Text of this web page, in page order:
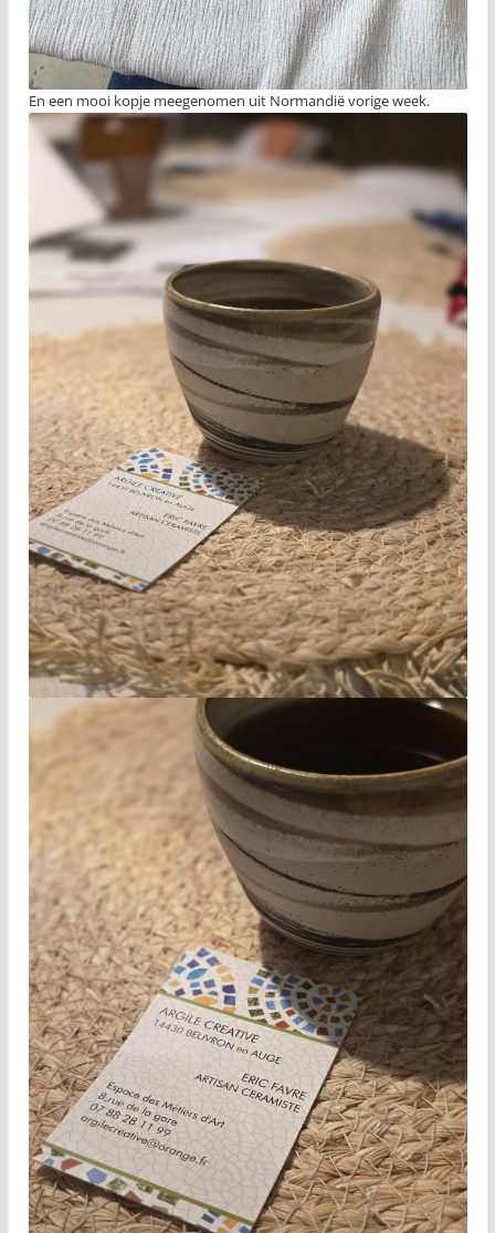
En een mooi kopje meegenomen uit Normandië vorige week.